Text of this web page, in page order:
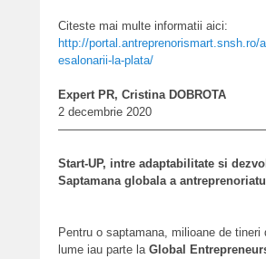
Citeste mai multe informatii aici:
http://portal.antreprenorismart.snsh.ro/
esalonarii-la-plata/
Expert PR, Cristina DOBROTA
2 decembrie 2020
Start-UP, intre adaptabilitate si
Saptamana globala a
Pentru o saptamana, milioane de tineri
lume iau parte la Global